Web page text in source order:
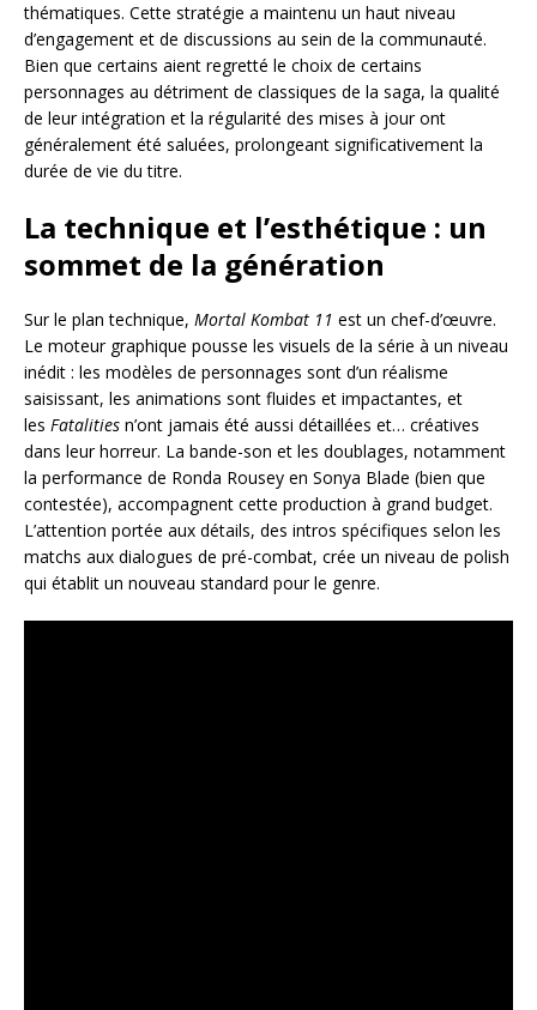
thématiques. Cette stratégie a maintenu un haut niveau
d’engagement et de discussions au sein de la communauté.
Bien que certains aient regretté le choix de certains
personnages au détriment de classiques de la saga, la qualité
de leur intégration et la régularité des mises à jour ont
généralement été saluées, prolongeant significativement la
durée de vie du titre.
La technique et l’esthétique : un
sommet de la génération
Sur le plan technique, Mortal Kombat 11 est un chef-d’œuvre.
Le moteur graphique pousse les visuels de la série à un niveau
inédit : les modèles de personnages sont d’un réalisme
saisissant, les animations sont fluides et impactantes, et
les Fatalities n’ont jamais été aussi détaillées et… créatives
dans leur horreur. La bande-son et les doublages, notamment
la performance de Ronda Rousey en Sonya Blade (bien que
contestée), accompagnent cette production à grand budget.
L’attention portée aux détails, des intros spécifiques selon les
matchs aux dialogues de pré-combat, crée un niveau de polish
qui établit un nouveau standard pour le genre.